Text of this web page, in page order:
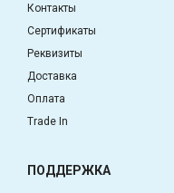
Контакты
Сертификаты
Реквизиты
Доставка
Оплата
Trade In
ПОДДЕРЖКА